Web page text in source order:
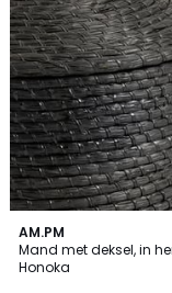
AM.PM
Mand met deksel, in
Honoka
3.8
/ 5